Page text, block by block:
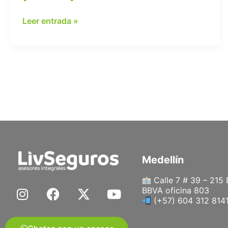
Leer entrada »
I
n
F
a
X
-
Y
o
Medellín
Calle 7 # 39 – 215
BBVA oficina 803
(+57) 604 312 8141